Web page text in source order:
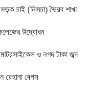
সড়ক চাই (নিসচা) ভৈরব শাখা
উদ্বোধন
ও নগদ টাকা জব্দ
রেহানা বেগম